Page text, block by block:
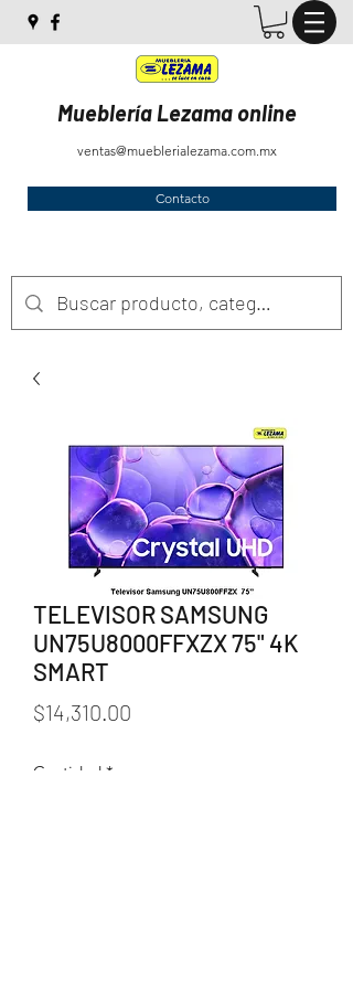
Mueblería Lezama online
ventas@mueblerialezama.com.mx
Contacto
TELEVISOR SAMSUNG
UN75U8000FFXZX 75" 4K
SMART
$14,310.00
Cantidad *